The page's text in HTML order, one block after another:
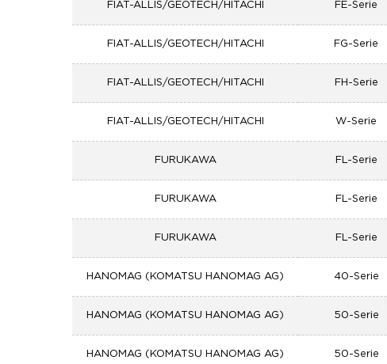
FIAT-ALLIS/GEOTECH/HITACHI FE-Serie
FIAT-ALLIS/GEOTECH/HITACHI FG-Serie
FIAT-ALLIS/GEOTECH/HITACHI FH-Serie
FIAT-ALLIS/GEOTECH/HITACHI W-Serie
FURUKAWA FL-Serie
FURUKAWA FL-Serie
FURUKAWA FL-Serie
HANOMAG (KOMATSU HANOMAG AG) 40-Serie
HANOMAG (KOMATSU HANOMAG AG) 50-Serie
HANOMAG (KOMATSU HANOMAG AG) 50-Serie